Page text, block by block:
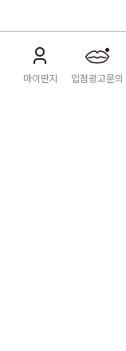
입점·광고문의
마이딴지 입점광고문의